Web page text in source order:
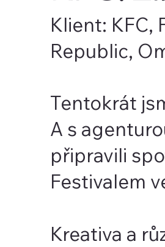
Klient: KFC,
Republic,
Tentokrát
A s
připravili
Festivalem
Kreativa a